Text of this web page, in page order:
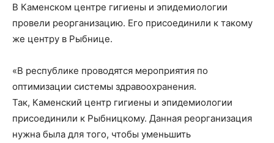
В Каменском центре гигиены и эпидемиологии
провели реорганизацию. Его присоединили к такому
же центру в Рыбнице.
«В республике проводятся мероприятия по
оптимизации системы здравоохранения.
Так, Каменский центр гигиены и эпидемиологии
присоединили к Рыбницкому. Данная реорганизация
нужна была для того, чтобы уменьшить